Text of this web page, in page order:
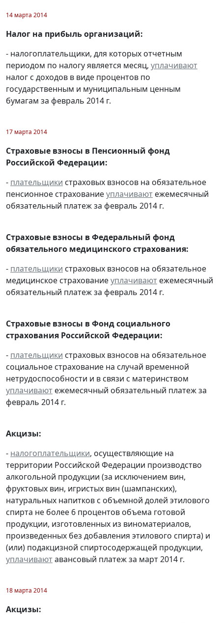
14 марта 2014
Налог на прибыль организаций:
- налогоплательщики, для которых отчетным
периодом по налогу является месяц, уплачивают
налог с доходов в виде процентов по
государственным и муниципальным ценным
бумагам за февраль 2014 г.
17 марта 2014
Страховые взносы в Пенсионный фонд
Российской Федерации:
- плательщики страховых взносов на обязательное
пенсионное страхованиеуплачивают ежемесячный
обязательный платеж за февраль 2014 г.
Страховые взносы в Федеральный фонд
обязательного медицинского страхования:
- плательщики страховых взносов на обязательное
медицинское страхованиеуплачивают ежемесячный
обязательный платеж за февраль 2014 г.
Страховые взносы в Фонд социального
страхования Российской Федерации:
- плательщики страховых взносов на обязательное
социальное страхование на случай временной
нетрудоспособности и в связи с материнством
уплачивают ежемесячный обязательный платеж за
февраль 2014 г.
Акцизы:
- налогоплательщики, осуществляющие на
территории Российской Федерации производство
алкогольной продукции (за исключением вин,
фруктовых вин, игристых вин (шампанских),
натуральных напитков с объемной долей этилового
спирта не более 6 процентов объема готовой
продукции, изготовленных из виноматериалов,
произведенных без добавления этилового спирта) и
(или) подакцизной спиртосодержащей продукции,
уплачиваютавансовый платеж за март 2014 г.
18 марта 2014
Акцизы: